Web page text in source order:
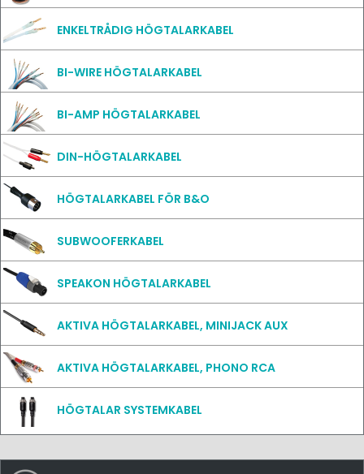
ENKELTRÅDIG HÖGTALARKABEL
BI-WIRE HÖGTALARKABEL
BI-AMP HÖGTALARKABEL
DIN-HÖGTALARKABEL
HÖGTALARKABEL FÖR B&O
SUBWOOFERKABEL
SPEAKON HÖGTALARKABEL
AKTIVA HÖGTALARKABEL, MINIJACK AUX
AKTIVA HÖGTALARKABEL, PHONO RCA
HÖGTALAR SYSTEMKABEL